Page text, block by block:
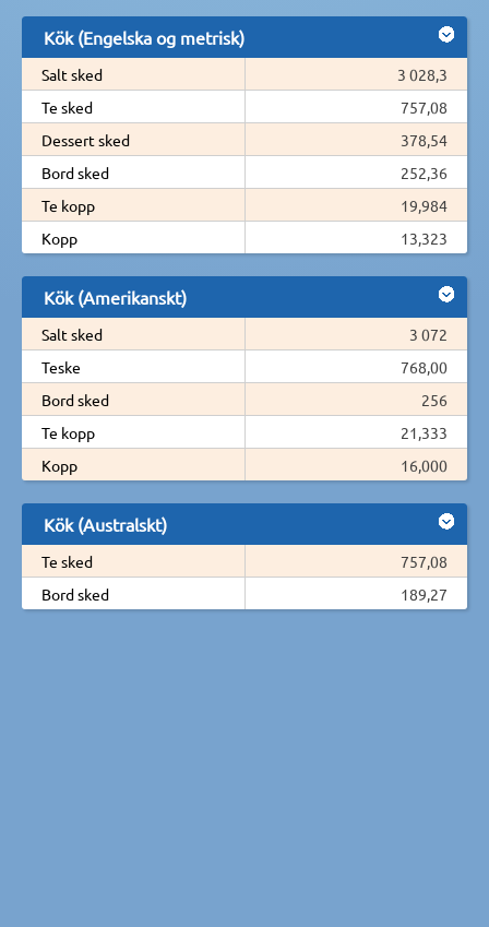
Kök (Engelska og metrisk)
Salt sked
3 028,3
Te sked
757,08
Dessert sked
378,54
Bord sked
252,36
Te kopp
19,984
Kopp
13,323
Kök (Amerikanskt)
Salt sked
3 072
Teske
768,00
Bord sked
256
Te kopp
21,333
Kopp
16,000
Kök (Australskt)
Te sked
757,08
Bord sked
189,27